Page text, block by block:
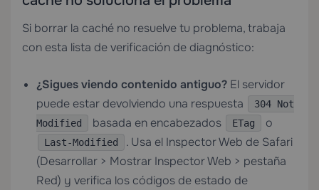
Si borrar la caché no resuelve tu problema, trabaja
con esta lista de verificación de diagnóstico:
¿Sigues viendo contenido antiguo? El servidor
puede estar devolviendo una respuesta
304 Not
Modified
basada en encabezados ETag o
Last-Modified
. Usa el Inspector Web de Safari
(Desarrollar > Mostrar Inspector Web > pestaña
Red) y verifica los códigos de estado de